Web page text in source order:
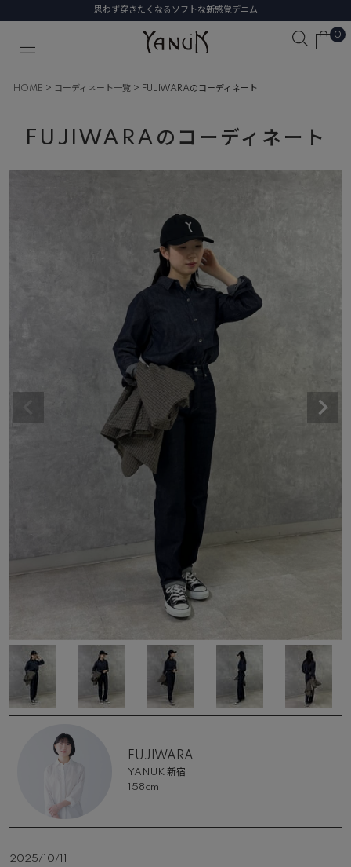
思わず穿きたくなるソフトな新感覚デニム
0
HOME コーディネート一覧 FUJIWARAのコーディネート
FUJIWARAのコーディネート
FUJIWARA
YANUK 新宿
158cm
2025/10/11